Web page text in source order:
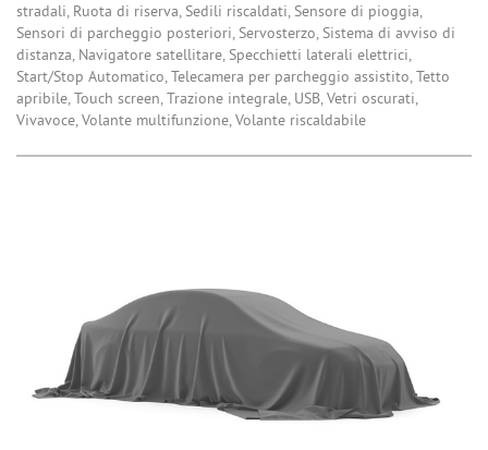
stradali, Ruota di riserva, Sedili riscaldati, Sensore di pioggia,
Sensori di parcheggio posteriori, Servosterzo, Sistema di avviso di
distanza, Navigatore satellitare, Specchietti laterali elettrici,
Start/Stop Automatico, Telecamera per parcheggio assistito, Tetto
apribile, Touch screen, Trazione integrale, USB, Vetri oscurati,
Vivavoce, Volante multifunzione, Volante riscaldabile